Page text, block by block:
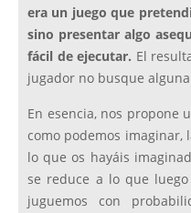
era un juego que
sino presentar algo
fácil de ejecutar. El
jugador no busque
En esencia, nos propone
como podemos imaginar,
lo que os hayáis
se reduce a lo que
juguemos con